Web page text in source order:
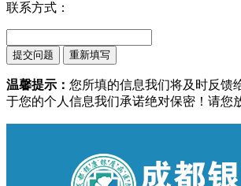
联系方式：
温馨提示： 您所填的信息我们将及时反馈
于您的个人信息我们承诺绝对保密！请您